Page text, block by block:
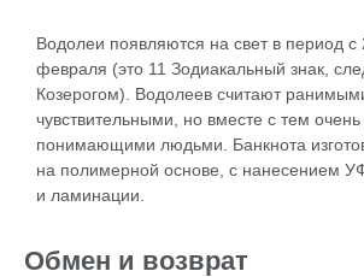
Водолеи появляются на свет в период с
февраля (это 11 Зодиакальный знак,
Козерогом). Водолеев считают
чувствительными, но вместе с тем
понимающими людьми. Банкнота
на полимерной основе, с нанесением
и ламинации.
Обмен и возврат